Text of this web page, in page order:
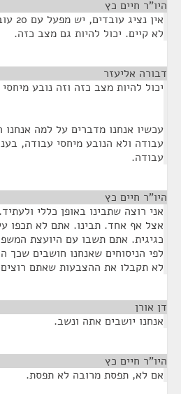
היו"ר חיים כץ
אין
לא קיים. יכול להיות גם מצב כזה.
דבורה אליעזר
יכול להיות מצב כזה וזה נובע
עכשיו אנחנו מדברים על למה אנחנו
עבודה ולא הנובע מיחסי עבודה,
עבודה.
היו"ר חיים כץ
אני רוצה שתבינו באופן כללי
אצל אף אחד. תבינו. אתם לא תכפו
כגיגית. אתם תשבו עם היועצת
לפי הניסוחים שאנחנו חושבים שכך
לא תקבלו את ההצבעות שאתם
דן אורן
אנחנו יושבים אתה ונשב.
היו"ר חיים כץ
אם לא, תפסת מרובה לא תפסת.